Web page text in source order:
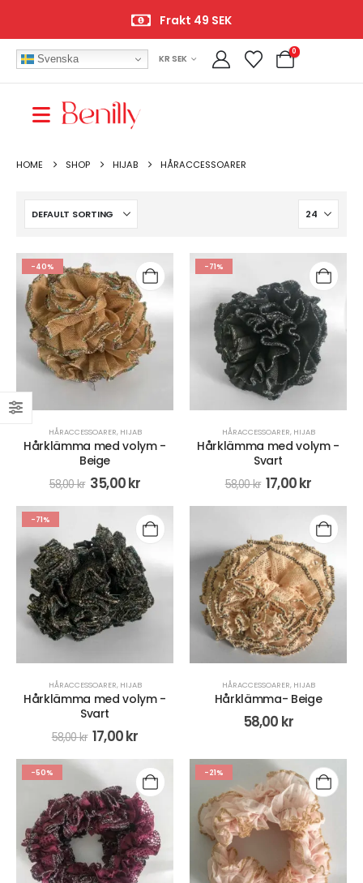
Frakt 49 SEK
Svenska KR SEK
0
HOME SHOP HIJAB HÅRACCESSOARER
-40%
HÅRACCESSOARER, HIJAB
Hårklämma med volym -
Beige
58,00kr 35,00kr
-71%
HÅRACCESSOARER, HIJAB
Hårklämma med volym -
Svart
58,00kr 17,00kr
-71%
HÅRACCESSOARER, HIJAB
Hårklämma med volym -
Svart
58,00kr 17,00kr
HÅRACCESSOARER, HIJAB
Hårklämma- Beige
58,00 kr
-50% -21%